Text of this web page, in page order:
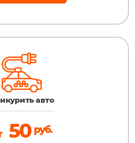
авто
50 руб.